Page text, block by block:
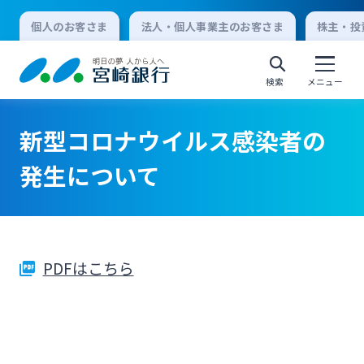
個人のお客さま 法人・個人事業主のお客さま 株主・
検索 メニュー
個人向けインターネットバンキング
ログオン
法人向けインターネットバンキング
新型コロナウイルス感染者の
発生について
PDFはこちら